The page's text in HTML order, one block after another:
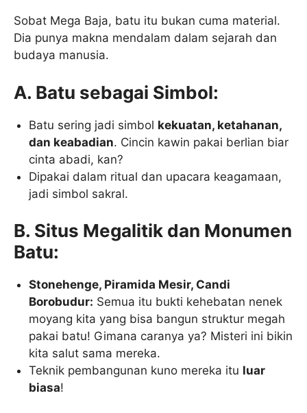
Sobat Mega Baja, batu itu bukan cuma material.
Dia punya makna mendalam dalam sejarah dan
budaya manusia.
A. Batu sebagai Simbol:
Batu sering jadi simbol kekuatan, ketahanan,
dan keabadian. Cincin kawin pakai berlian biar
cinta abadi, kan?
Dipakai dalam ritual dan upacara keagamaan,
jadi simbol sakral.
B. Situs Megalitik dan Monumen
Batu:
Stonehenge, Piramida Mesir, Candi
Borobudur: Semua itu bukti kehebatan nenek
moyang kita yang bisa bangun struktur megah
pakai batu! Gimana caranya ya? Misteri ini bikin
kita salut sama mereka.
Teknik pembangunan kuno mereka itu luar
biasa!